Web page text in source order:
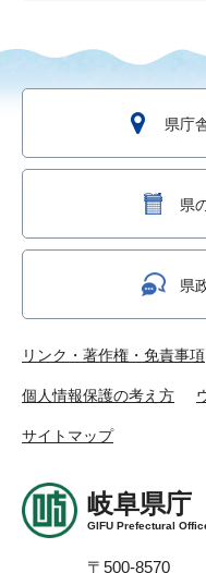
県庁
県
県
リンク・著作権・免責事項
個人情報保護の考え方
サイトマップ
岐阜県庁
GIFU Prefectural
〒500-8570